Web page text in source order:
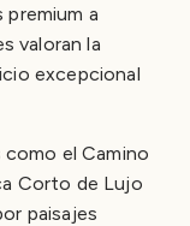
a
valoran la
excepcional
el Camino
Corto de Lujo
paisajes